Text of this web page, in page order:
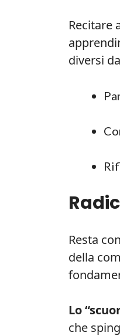
Recitare
diversi
Resta
della
Lo
che